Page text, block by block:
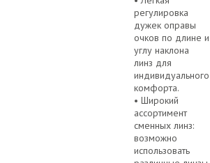
регулировка
дужек оправы
очков по длине и
углу наклона
линз для
индивидуального
комфорта.
• Широкий
ассортимент
сменных линз:
возможно
использовать